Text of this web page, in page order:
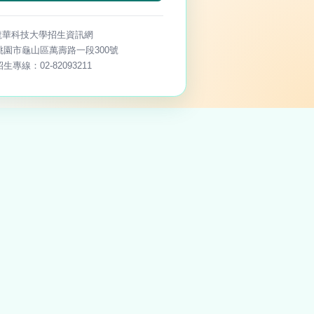
華科技大學招生資訊網
園市龜山區萬壽路一段300號
生專線：02-82093211